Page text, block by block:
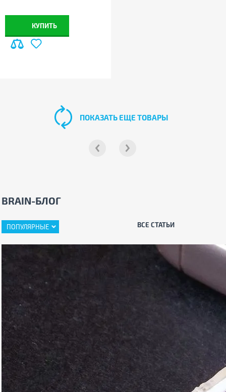
КУПИТЬ
ПОКАЗАТЬ ЕЩЕ ТОВАРЫ
BRAIN-БЛОГ
ПОПУЛЯРНЫЕ ВСЕ СТАТЬИ